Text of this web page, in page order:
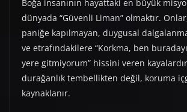
Boğa insanının hayattaki en büyük
dünyada “Güvenli Liman” olmaktır.
paniğe kapılmayan, duygusal
ve etrafındakilere “Korkma, ben
yere gitmiyorum” hissini veren
durağanlık tembellikten değil, koruma
kaynaklanır.